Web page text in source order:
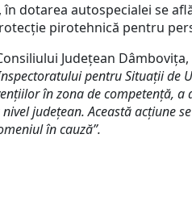
în dotarea autospecialei se
pirotehnică pentru
Județean
pentru Situații de
în zona de competenţă,
judeţean. Această acțiune
în cauză”.